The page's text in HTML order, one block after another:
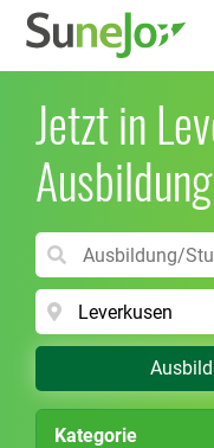
Jetzt in
Kategorie